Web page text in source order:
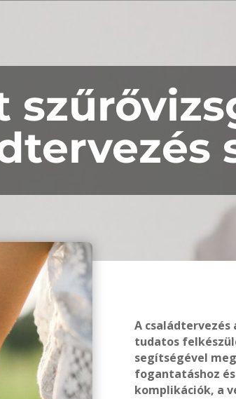
A
tudatos
segítségével
fogantatáshoz
komplikációk, a